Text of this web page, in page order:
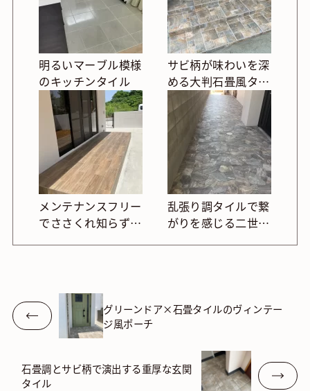
明るいマーブル模様
のキッチンタイル
サビ柄が味わいを深
める大判石畳風タイ
ルポーチ
メンテナンスフリー
でささくれ知らずの
乱張り調タイルで繋
がりを感じる二世帯
グリーンドア×石畳タイルのヴィンテー
ジ風ポーチ
石畳調とサビ柄で演出する重厚な玄関
タイル